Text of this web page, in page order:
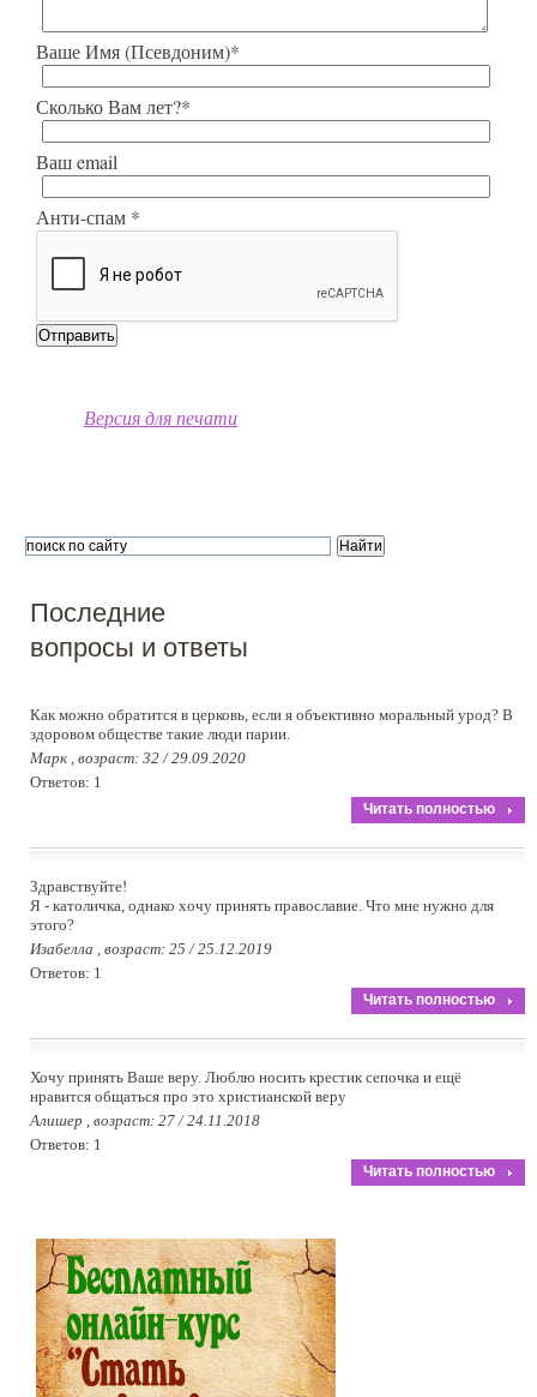
Ваше Имя (Псевдоним)*
Сколько Вам лет?*
Ваш email
Анти-спам *
Версия для печати
Последние
вопросы и ответы
Как можно обратится в церковь, если я объективно моральный урод? В
здоровом обществе такие люди парии.
Марк , возраст: 32 / 29.09.2020
Ответов: 1
Читать полностью
Здравствуйте!
Я - католичка, однако хочу принять православие. Что мне нужно для
этого?
Изабелла , возраст: 25 / 25.12.2019
Ответов: 1
Читать полностью
Хочу принять Ваше веру. Люблю носить крестик сепочка и ещё
нравится общаться про это христианской веру
Алишер , возраст: 27 / 24.11.2018
Ответов: 1
Читать полностью